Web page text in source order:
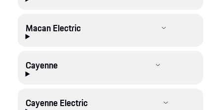
Macan Electric
Cayenne
Cayenne Electric